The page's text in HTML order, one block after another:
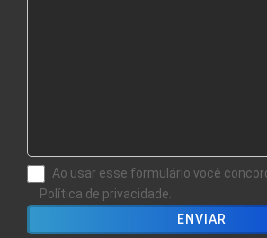
Ao usar esse formulário você
Política de privacidade.